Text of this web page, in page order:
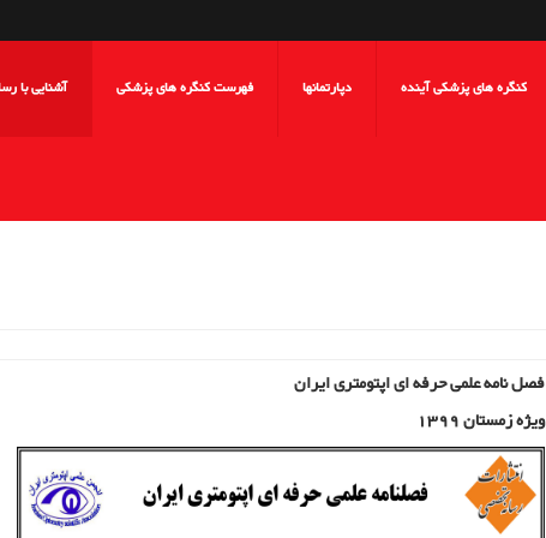
کنگره های پزشکی آینده دپارتمانها فهرست کنگره های پزشکی آشنایی با
فصل نامه علمی حرفه ای اپتومتری ایران
ویژه زمستان 1399